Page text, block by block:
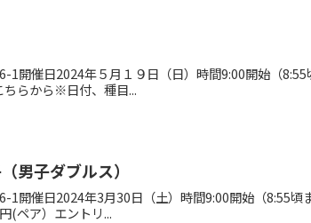
開催日2024年５月１９日（日）時間9:00開始（
らから※日付、種目...
男子ダブルス）
開催日2024年3月30日（土）時間9:00開始（8:55
(ペア）エントリ...